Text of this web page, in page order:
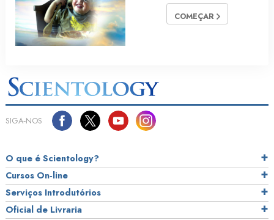
COMEÇAR
SIGA‑NOS
O que é Scientology?
Cursos On‑line
Serviços Introdutórios
Oficial de Livraria